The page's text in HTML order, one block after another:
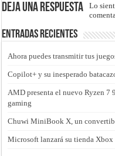
Deja una respuesta Lo
Entradas recientes
Ahora puedes transmitir tus
Copilot+ y su inesperado
AMD presenta el nuevo Ryzen 7
gaming
Chuwi MiniBook X, un
Microsoft lanzará su tienda Xbox